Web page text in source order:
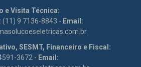
e Visita Técnica:
(11) 9 7136-8843 - Email:
SESMT, Financeiro e Fiscal:
3672 - Email: